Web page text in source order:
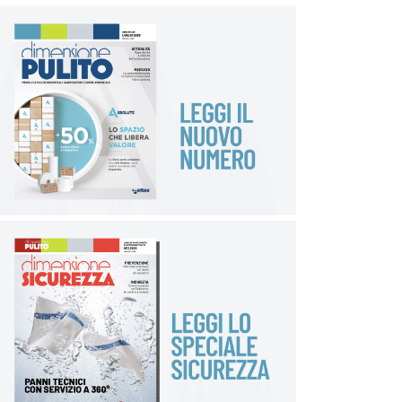
del rischio, con particolare attenzione al cambio dei
dispositivi nell’assistenza tra un residente e l’altro (in
particolare dei guanti, seguita da adeguata igiene
delle mani) e alla corretta esecuzione delle
procedure di vestizione e svestizione; comportamenti
da attuare nei momenti di pausa e riunioni al fine di
ridurre l’eventuale trasmissione del virus.
brevi, di ascolto e di confronto degli operatori e tra
gli operatori per aiutarli a verbalizzare i sentimenti di
preoccupazione, per permettergli di suggerire azioni
dal basso verso l’alto di miglioramento e verifica
della qualità delle procedure e per far loro
condividere problemi, idee e “buone pratiche”
nell’assistenza. In tali momenti è indispensabile che